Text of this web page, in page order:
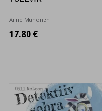
Anne Muhonen
17.80 €